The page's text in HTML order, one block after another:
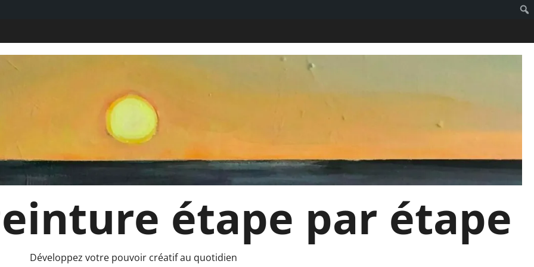
étape par étape
Développez votre pouvoir créatif au quotidien